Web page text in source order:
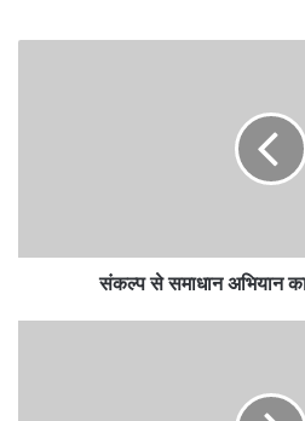
संकल्प से समाधान अभियान